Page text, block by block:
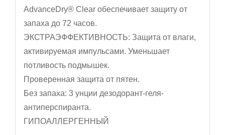
AdvanceDry® Clear обеспечивает защиту от
запаха до 72 часов.
ЭКСТРАЭФФЕКТИВНОСТЬ: Защита от влаги,
активируемая импульсами. Уменьшает
потливость подмышек.
Проверенная защита от пятен.
Без запаха: 3 унции дезодорант-геля-
антиперспиранта.
ГИПОАЛЛЕРГЕННЫЙ